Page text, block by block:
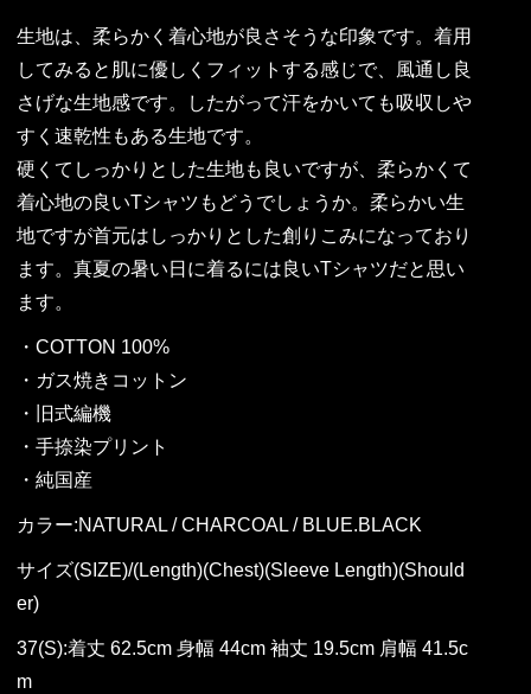
生地は、柔らかく着心地が良さそうな印象です。着用
してみると肌に優しくフィットする感じで、風通し良
さげな生地感です。したがって汗をかいても吸収しや
すく速乾性もある生地です。
硬くてしっかりとした生地も良いですが、柔らかくて
着心地の良いTシャツもどうでしょうか。柔らかい生
地ですが首元はしっかりとした創りこみになっており
ます。真夏の暑い日に着るには良いTシャツだと思い
ます。
・COTTON 100%
・ガス焼きコットン
・旧式編機
・手捺染プリント
・純国産
カラー:NATURAL / CHARCOAL / BLUE.BLACK
サイズ(SIZE)/(Length)(Chest)(Sleeve Length)(Should
er)
37(S):着丈 62.5cm 身幅 44cm 袖丈 19.5cm 肩幅 41.5c
m